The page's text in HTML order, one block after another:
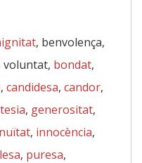
, benvolença,
voluntat, bondat,
, candidesa, candor,
, generositat,
, innocència,
, puresa,